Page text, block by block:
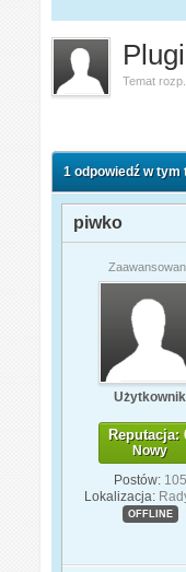
Temat rozp.
1 odpowiedź w tym
piwko
Użytkownik
Reputacja:
Nowy
Postów: 105
Lokalizacja:
OFFLINE